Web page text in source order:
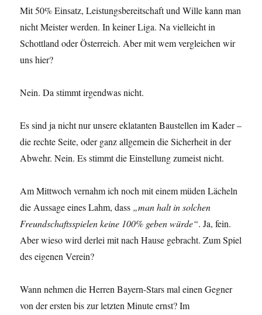
Mit 50% Einsatz, Leistungsbereitschaft und Wille kann man
nicht Meister werden. In keiner Liga. Na vielleicht in
Schottland oder Österreich. Aber mit wem vergleichen wir
uns hier?
Nein. Da stimmt irgendwas nicht.
Es sind ja nicht nur unsere eklatanten Baustellen im Kader –
die rechte Seite, oder ganz allgemein die Sicherheit in der
Abwehr. Nein. Es stimmt die Einstellung zumeist nicht.
Am Mittwoch vernahm ich noch mit einem müden Lächeln
die Aussage eines Lahm, dass „man halt in solchen
Freundschaftsspielen keine 100% geben würde“. Ja, fein.
Aber wieso wird derlei mit nach Hause gebracht. Zum Spiel
des eigenen Verein?
Wann nehmen die Herren Bayern-Stars mal einen Gegner
von der ersten bis zur letzten Minute ernst? Im